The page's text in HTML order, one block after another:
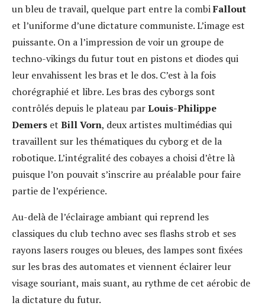
un bleu de travail, quelque part entre la combiFallout
et l’uniforme d’une dictature communiste. L’image est
puissante. On a l’impression de voir un groupe de
techno-vikings du futur tout en pistons et diodes qui
leur envahissent les bras et le dos. C’est à la fois
chorégraphié et libre. Les bras des cyborgs sont
contrôlés depuis le plateau parLouis-Philippe
Demers et Bill Vorn, deux artistes multimédias qui
travaillent sur les thématiques du cyborg et de la
robotique. L’intégralité des cobayes a choisi d’être là
puisque l’on pouvait s’inscrire au préalable pour faire
partie de l’expérience.
Au-delà de l’éclairage ambiant qui reprend les
classiques du club techno avec ses flashs strob et ses
rayons lasers rouges ou bleues, des lampes sont fixées
sur les bras des automates et viennent éclairer leur
visage souriant, mais suant, au rythme de cet aérobic de
la dictature du futur.